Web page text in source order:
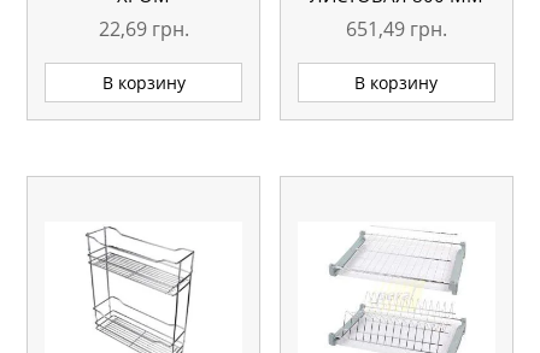
22,69 грн.
В корзину
651,49 грн.
В корзину